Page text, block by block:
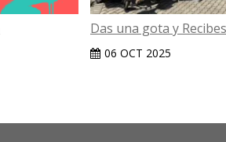
Das una gota y
06 OCT 2025